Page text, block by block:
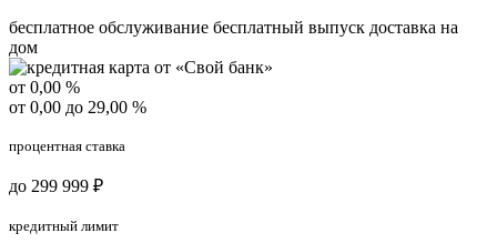
бесплатное обслуживание бесплатный выпуск доставка на
дом
от 0,00 %
от 0,00 до 29,00 %
процентная ставка
до 299 999 ₽
кредитный лимит